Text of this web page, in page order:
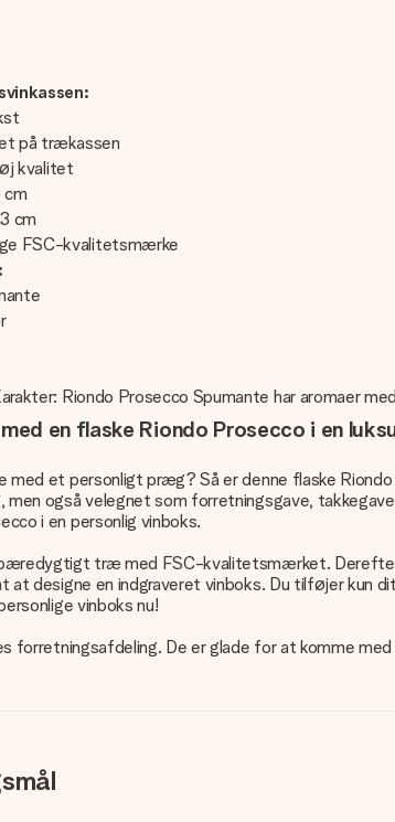
på trækassen
kvalitet
cm
cm
FSC-kvalitetsmærke
Riondo Prosecco Spumante har aromaer
en flaske Riondo Prosecco i en
med et personligt præg? Så er denne flaske
også velegnet som forretningsgave,
i en personlig vinboks.
træ med FSC-kvalitetsmærket.
at designe en indgraveret vinboks. Du tilføjer
vinboks nu!
forretningsafdeling. De er glade for at komme